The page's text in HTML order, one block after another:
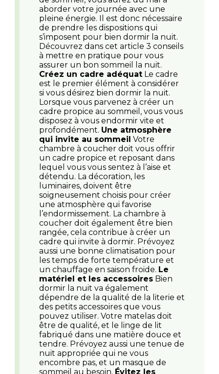
aborder votre journée avec une
pleine énergie. Il est donc nécessaire
de prendre les dispositions qui
s’imposent pour bien dormir la nuit.
Découvrez dans cet article 3 conseils
à mettre en pratique pour vous
assurer un bon sommeil la nuit.
Créez un cadre adéquat Le cadre
est le premier élément à considérer
si vous désirez bien dormir la nuit.
Lorsque vous parvenez à créer un
cadre propice au sommeil, vous vous
disposez à vous endormir vite et
profondément. Une atmosphère
qui invite au sommeil Votre
chambre à coucher doit vous offrir
un cadre propice et reposant dans
lequel vous vous sentez à l’aise et
détendu. La décoration, les
luminaires, doivent être
soigneusement choisis pour créer
une atmosphère qui favorise
l’endormissement. La chambre à
coucher doit également être bien
rangée, cela contribue à créer un
cadre qui invite à dormir. Prévoyez
aussi une bonne climatisation pour
les temps de forte température et
un chauffage en saison froide. Le
matériel et les accessoires Bien
dormir la nuit va également
dépendre de la qualité de la literie et
des petits accessoires que vous
pouvez utiliser. Votre matelas doit
être de qualité, et le linge de lit
fabriqué dans une matière douce et
tendre. Prévoyez aussi une tenue de
nuit appropriée qui ne vous
encombre pas, et un masque de
sommeil au besoin. Évitez les